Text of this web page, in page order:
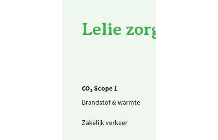
Lelie zorggroep
CO₂ Scope 1
Brandstof & warmte
Zakelijk verkeer